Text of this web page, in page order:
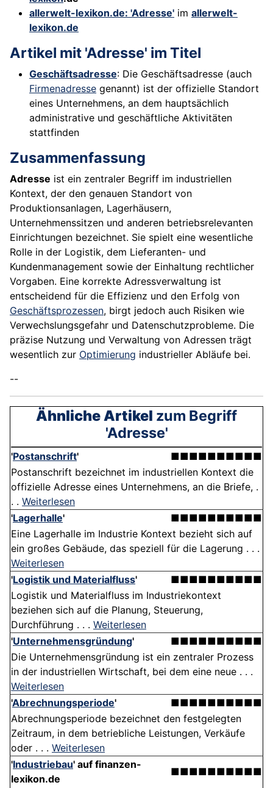
allerwelt-lexikon.de: 'Adresse' im allerwelt-
lexikon.de
Artikel mit 'Adresse' im Titel
Geschäftsadresse: Die Geschäftsadresse (auch
Firmenadresse genannt) ist der offizielle Standort
eines Unternehmens, an dem hauptsächlich
administrative und geschäftliche Aktivitäten
stattfinden
Zusammenfassung
Adresse ist ein zentraler Begriff im industriellen
Kontext, der den genauen Standort von
Produktionsanlagen, Lagerhäusern,
Unternehmenssitzen und anderen betriebsrelevanten
Einrichtungen bezeichnet. Sie spielt eine wesentliche
Rolle in der Logistik, dem Lieferanten- und
Kundenmanagement sowie der Einhaltung rechtlicher
Vorgaben. Eine korrekte Adressverwaltung ist
entscheidend für die Effizienz und den Erfolg von
Geschäftsprozessen, birgt jedoch auch Risiken wie
Verwechslungsgefahr und Datenschutzprobleme. Die
präzise Nutzung und Verwaltung von Adressen trägt
wesentlich zur Optimierung industrieller Abläufe bei.
--
Ähnliche Artikel zum Begriff
'Adresse'
'Postanschrift'
■■■■■■■■■■
Postanschrift bezeichnet im industriellen Kontext die
offizielle Adresse eines Unternehmens, an die Briefe, .
. . Weiterlesen
'Lagerhalle'
■■■■■■■■■■
Eine Lagerhalle im Industrie Kontext bezieht sich auf
ein großes Gebäude, das speziell für die Lagerung . . .
Weiterlesen
'Logistik und Materialfluss'
■■■■■■■■■■
Logistik und Materialfluss im Industriekontext
beziehen sich auf die Planung, Steuerung,
Durchführung . . . Weiterlesen
'Unternehmensgründung'
■■■■■■■■■■
Die Unternehmensgründung ist ein zentraler Prozess
in der industriellen Wirtschaft, bei dem eine neue . . .
Weiterlesen
'Abrechnungsperiode'
■■■■■■■■■■
Abrechnungsperiode bezeichnet den festgelegten
Zeitraum, in dem betriebliche Leistungen, Verkäufe
oder . . . Weiterlesen
'Industriebau' auf finanzen-
lexikon.de
■■■■■■■■■■